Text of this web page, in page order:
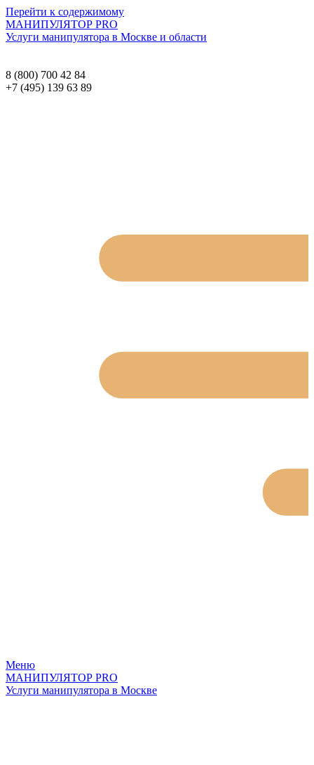
Перейти к содержимому
МАНИПУЛЯТОР PRO
Услуги манипулятора в Москве и области
8 (800) 700 42 84
+7 (495) 139 63 89
Меню
МАНИПУЛЯТОР PRO
Услуги манипулятора в Москве